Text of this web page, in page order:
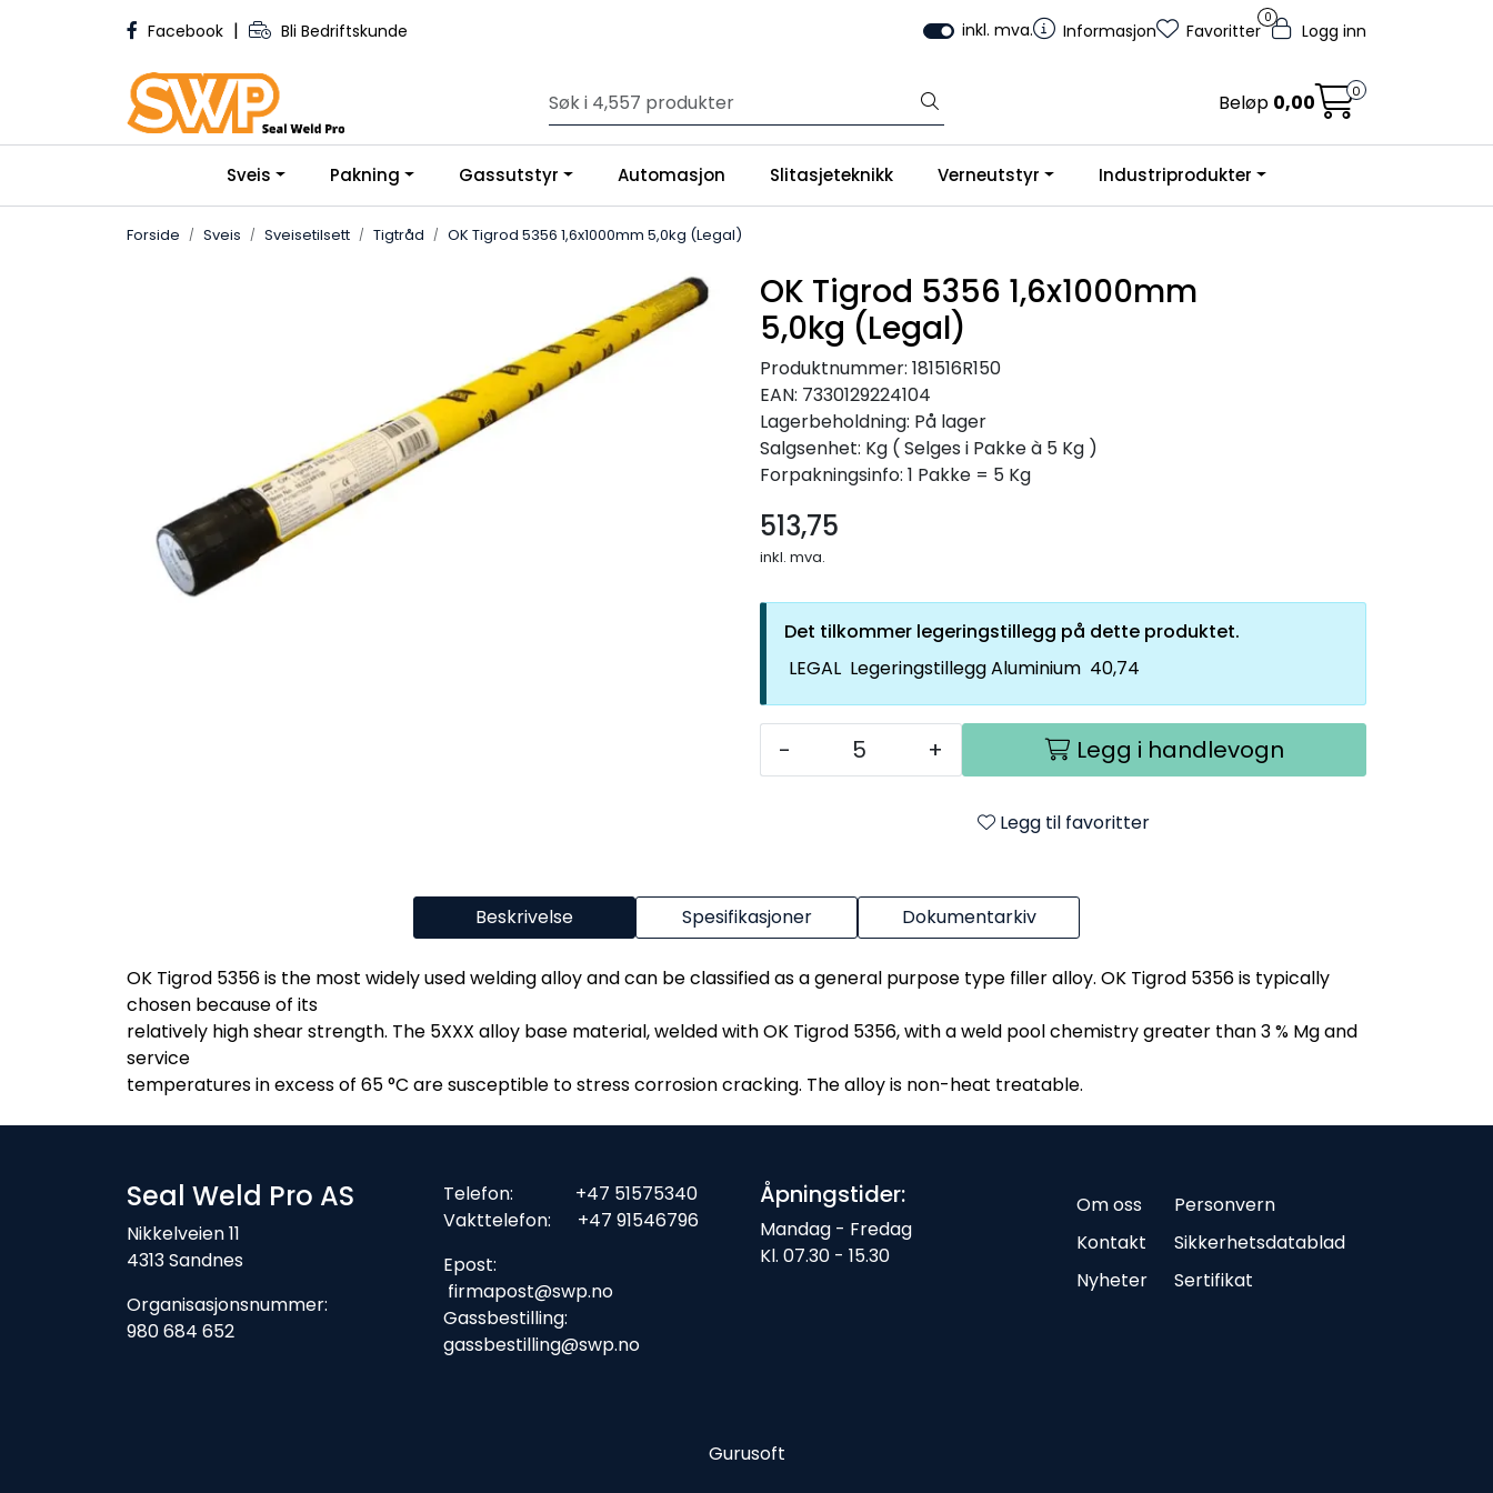
Facebook | Bli Bedriftskunde inkl. mva. Informasjon
0
Favoritter Logg inn
Beløp 0,00 0
Sveis Pakning Gassutstyr Automasjon Slitasjeteknikk Verneutstyr Industriprodukter
Forside Sveis Sveisetilsett Tigtråd OK Tigrod 5356 1,6x1000mm 5,0kg (Legal)
OK Tigrod 5356 1,6x1000mm
5,0kg (Legal)
Produktnummer: 181516R150
EAN: 7330129224104
Lagerbeholdning: På lager
Salgsenhet: Kg ( Selges i Pakke à 5 Kg )
Forpakningsinfo: 1 Pakke = 5 Kg
513,75
inkl. mva.
Det tilkommer legeringstillegg på dette produktet.
LEGAL Legeringstillegg Aluminium 40,74
- + Legg i handlevogn
Legg til favoritter
Beskrivelse Spesifikasjoner Dokumentarkiv
OK Tigrod 5356 is the most widely used welding alloy and can be classified as a general purpose type filler alloy. OK Tigrod 5356 is typically
chosen because of its
relatively high shear strength. The 5XXX alloy base material, welded with OK Tigrod 5356, with a weld pool chemistry greater than 3 % Mg and
service
temperatures in excess of 65 °C are susceptible to stress corrosion cracking. The alloy is non-heat treatable.
Seal Weld Pro AS
Nikkelveien 11
4313 Sandnes
Organisasjonsnummer:
980 684 652
Telefon: +47 51575340
Vakttelefon: +47 91546796
Epost:
firmapost@swp.no
Gassbestilling:
gassbestilling@swp.no
Åpningstider:
Mandag - Fredag
Kl. 07.30 - 15.30
Om oss
Kontakt
Nyheter
Personvern
Sikkerhetsdatablad
Sertifikat
Gurusoft